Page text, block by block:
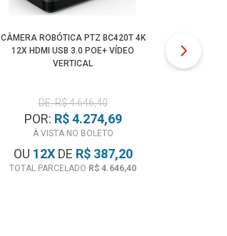
CÂMERA ROBÓTICA PTZ BC420T 4K
12X HDMI USB 3.0 POE+ VÍDEO
VERTICAL
DE: R$ 4.646,40
POR: R$ 4.274,69
À VISTA NO BOLETO
OU 12XDE R$ 387,20
TOTAL PARCELADO R$ 4.646,40